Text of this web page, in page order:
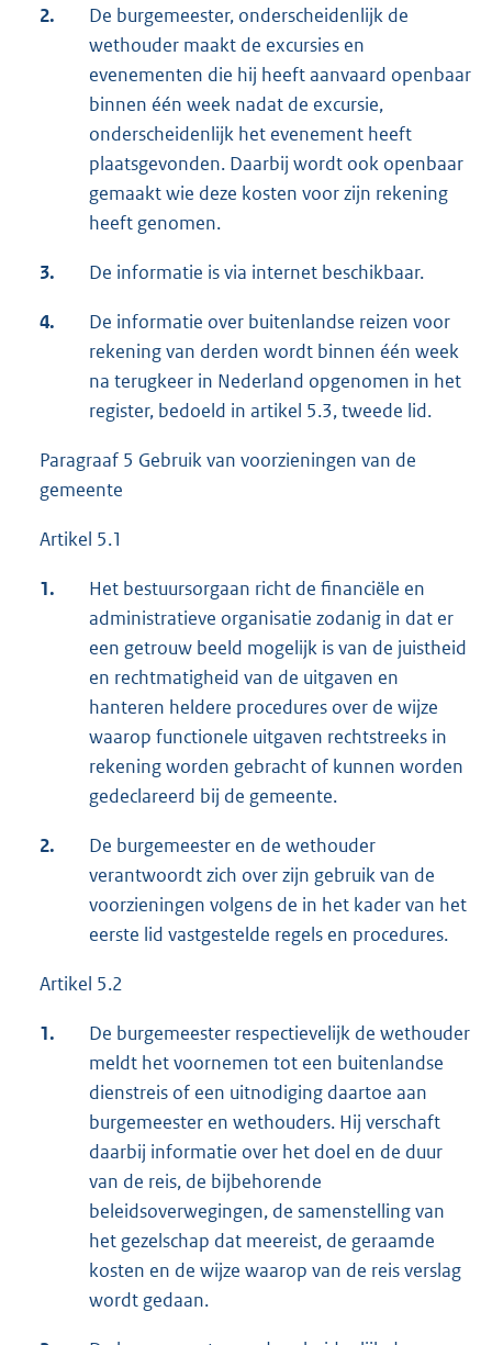
2.
De burgemeester, onderscheidenlijk de
wethouder maakt de excursies en
evenementen die hij heeft aanvaard openbaar
binnen één week nadat de excursie,
onderscheidenlijk het evenement heeft
plaatsgevonden. Daarbij wordt ook openbaar
gemaakt wie deze kosten voor zijn rekening
heeft genomen.
3. De informatie is via internet beschikbaar.
4.
De informatie over buitenlandse reizen voor
rekening van derden wordt binnen één week
na terugkeer in Nederland opgenomen in het
register, bedoeld in artikel 5.3, tweede lid.
Paragraaf 5 Gebruik van voorzieningen van de
gemeente
Artikel 5.1
1.
Het bestuursorgaan richt de financiële en
administratieve organisatie zodanig in dat er
een getrouw beeld mogelijk is van de juistheid
en rechtmatigheid van de uitgaven en
hanteren heldere procedures over de wijze
waarop functionele uitgaven rechtstreeks in
rekening worden gebracht of kunnen worden
gedeclareerd bij de gemeente.
2.
De burgemeester en de wethouder
verantwoordt zich over zijn gebruik van de
voorzieningen volgens de in het kader van het
eerste lid vastgestelde regels en procedures.
Artikel 5.2
1.
De burgemeester respectievelijk de wethouder
meldt het voornemen tot een buitenlandse
dienstreis of een uitnodiging daartoe aan
burgemeester en wethouders. Hij verschaft
daarbij informatie over het doel en de duur
van de reis, de bijbehorende
beleidsoverwegingen, de samenstelling van
het gezelschap dat meereist, de geraamde
kosten en de wijze waarop van de reis verslag
wordt gedaan.